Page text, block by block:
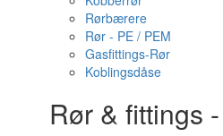
Rørbærere
Rør - PE / PEM
Gasfittings-Rør
Koblingsdåse
Rør & fittings